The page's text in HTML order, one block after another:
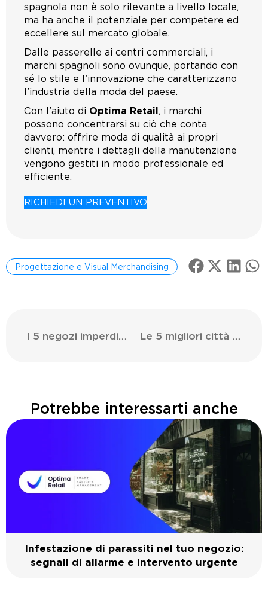
spagnola non è solo rilevante a livello locale,
ma ha anche il potenziale per competere ed
eccellere sul mercato globale.
Dalle passerelle ai centri commerciali, i
marchi spagnoli sono ovunque, portando con
sé lo stile e l’innovazione che caratterizzano
l’industria della moda del paese.
Con l’aiuto di Optima Retail, i marchi
possono concentrarsi su ciò che conta
davvero: offrire moda di qualità ai propri
clienti, mentre i dettagli della manutenzione
vengono gestiti in modo professionale ed
efficiente.
RICHIEDI UN PREVENTIVO
Progettazione e Visual Merchandising
I 5 negozi imperdibili a Barcellona – 2024 Le 5 migliori città commerciali per il retail
Potrebbe interessarti anche
Infestazione di parassiti nel tuo negozio:
segnali di allarme e intervento urgente